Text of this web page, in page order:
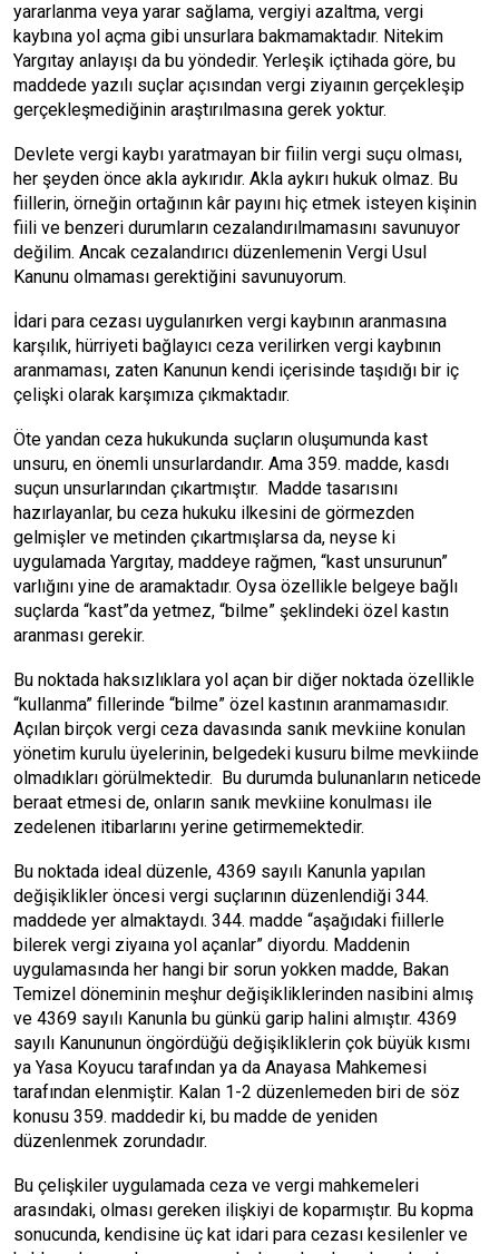
yararlanma veya yarar sağlama, vergiyi azaltma, vergi
kaybına yol açma gibi unsurlara bakmamaktadır. Nitekim
Yargıtay anlayışı da bu yöndedir. Yerleşik içtihada göre, bu
maddede yazılı suçlar açısından vergi ziyaının gerçekleşip
gerçekleşmediğinin araştırılmasına gerek yoktur.
Devlete vergi kaybı yaratmayan bir fiilin vergi suçu olması,
her şeyden önce akla aykırıdır. Akla aykırı hukuk olmaz. Bu
fiillerin, örneğin ortağının kâr payını hiç etmek isteyen kişinin
fiili ve benzeri durumların cezalandırılmamasını savunuyor
değilim. Ancak cezalandırıcı düzenlemenin Vergi Usul
Kanunu olmaması gerektiğini savunuyorum.
İdari para cezası uygulanırken vergi kaybının aranmasına
karşılık, hürriyeti bağlayıcı ceza verilirken vergi kaybının
aranmaması, zaten Kanunun kendi içerisinde taşıdığı bir iç
çelişki olarak karşımıza çıkmaktadır.
Öte yandan ceza hukukunda suçların oluşumunda kast
unsuru, en önemli unsurlardandır. Ama 359. madde, kasdı
suçun unsurlarından çıkartmıştır. Madde tasarısını
hazırlayanlar, bu ceza hukuku ilkesini de görmezden
gelmişler ve metinden çıkartmışlarsa da, neyse ki
uygulamada Yargıtay, maddeye rağmen, “kast unsurunun”
varlığını yine de aramaktadır. Oysa özellikle belgeye bağlı
suçlarda “kast”da yetmez, “bilme” şeklindeki özel kastın
aranması gerekir.
Bu noktada haksızlıklara yol açan bir diğer noktada özellikle
“kullanma” fillerinde “bilme” özel kastının aranmamasıdır.
Açılan birçok vergi ceza davasında sanık mevkiine konulan
yönetim kurulu üyelerinin, belgedeki kusuru bilme mevkiinde
olmadıkları görülmektedir. Bu durumda bulunanların neticede
beraat etmesi de, onların sanık mevkiine konulması ile
zedelenen itibarlarını yerine getirmemektedir.
Bu noktada ideal düzenle, 4369 sayılı Kanunla yapılan
değişiklikler öncesi vergi suçlarının düzenlendiği 344.
maddede yer almaktaydı. 344. madde “aşağıdaki fiillerle
bilerek vergi ziyaına yol açanlar” diyordu. Maddenin
uygulamasında her hangi bir sorun yokken madde, Bakan
Temizel döneminin meşhur değişikliklerinden nasibini almış
ve 4369 sayılı Kanunla bu günkü garip halini almıştır. 4369
sayılı Kanununun öngördüğü değişikliklerin çok büyük kısmı
ya Yasa Koyucu tarafından ya da Anayasa Mahkemesi
tarafından elenmiştir. Kalan 1-2 düzenlemeden biri de söz
konusu 359. maddedir ki, bu madde de yeniden
düzenlenmek zorundadır.
Bu çelişkiler uygulamada ceza ve vergi mahkemeleri
arasındaki, olması gereken ilişkiyi de koparmıştır. Bu kopma
sonucunda, kendisine üç kat idari para cezası kesilenler ve